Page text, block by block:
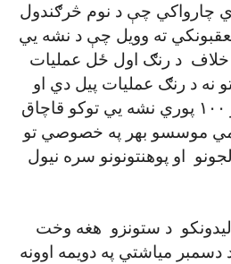
چارواکي چې د نوم څرګندول
ته وويل چې د نشه يي
خلاف د رنګ اول ځل عمليات
نه د رنګ عمليات پيل دي او
هره مياشت د ۷۲ نه تر ۱۰۰ پوري نشه يي توکو قاچاق
موسسو بهر په خصوصي تو
او پوهنتونونو سره نيول
د ستونزو هغه وخت
مياشتي په دويمه اوونه